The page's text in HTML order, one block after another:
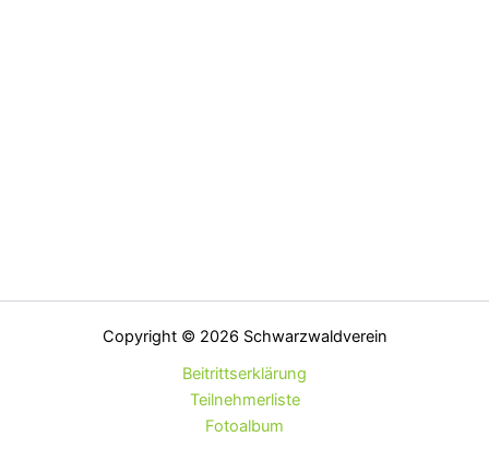
Copyright © 2026 Schwarzwaldverein
Beitrittserklärung
Teilnehmerliste
Fotoalbum